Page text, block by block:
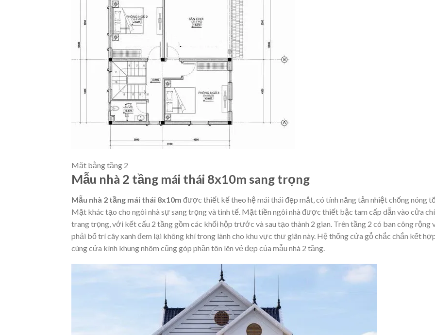
Mặt bằng tầng 2
Mẫu nhà 2 tầng mái thái 8x10m sang trọng
Mẫu nhà 2 tầng mái thái 8x10m được thiết kế theo hệ mái thái đẹp mắt, có tính năng tản nhiệt chống nóng
Mặt khác tạo cho ngôi nhà sự sang trọng và tinh tế. Mặt tiền ngôi nhà được thiết bậc tam cấp dẫn vào cửa
trang trọng, với kết cấu 2 tầng gồm các khối hộp trước và sau tạo thành 2 gian. Trên tầng 2 có ban công rộng
phải bố trí cây xanh đem lại không khí trong lành cho khu vực thư giãn này. Hệ thống cửa gỗ chắc chắn kết
cùng cửa kính khung nhôm cũng góp phần tôn lên vẻ đẹp của mẫu nhà 2 tầng.